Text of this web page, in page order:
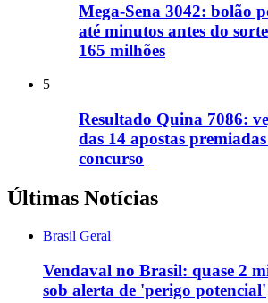
Mega-Sena 3042: bolão
até minutos antes do
165 milhões
5
Resultado Quina 7086:
das 14 apostas
concurso
Últimas Notícias
Brasil Geral
Vendaval no Brasil: quase 2
sob alerta de 'perigo potencial'